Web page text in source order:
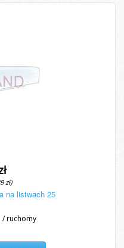
zł)
na listwach 25
/ ruchomy